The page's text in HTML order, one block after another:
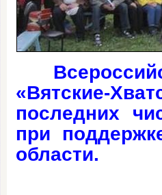
«Вятские-
последних
при
области.